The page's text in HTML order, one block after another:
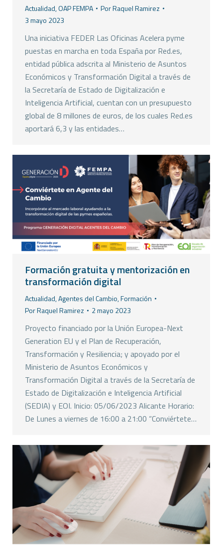
Actualidad,OAP FEMPA PorRaquel Ramirez
3 mayo 2023
Una iniciativa FEDER Las Oficinas Acelera pyme
puestas en marcha en toda España por Red.es,
entidad pública adscrita al Ministerio de Asuntos
Económicos y Transformación Digital a través de
la Secretaría de Estado de Digitalización e
Inteligencia Artificial, cuentan con un presupuesto
global de 8 millones de euros, de los cuales Red.es
aportará 6,3 y las entidades…
Formación gratuita y mentorización en
transformación digital
Actualidad,Agentes del Cambio,Formación
PorRaquel Ramirez 2 mayo 2023
Proyecto financiado por la Unión Europea-Next
Generation EU y el Plan de Recuperación,
Transformación y Resiliencia; y apoyado por el
Ministerio de Asuntos Económicos y
Transformación Digital a través de la Secretaría de
Estado de Digitalización e Inteligencia Artificial
(SEDIA) y EOI. Inicio: 05/06/2023 Alicante Horario:
De Lunes a viernes de 16:00 a 21:00 “Conviértete…